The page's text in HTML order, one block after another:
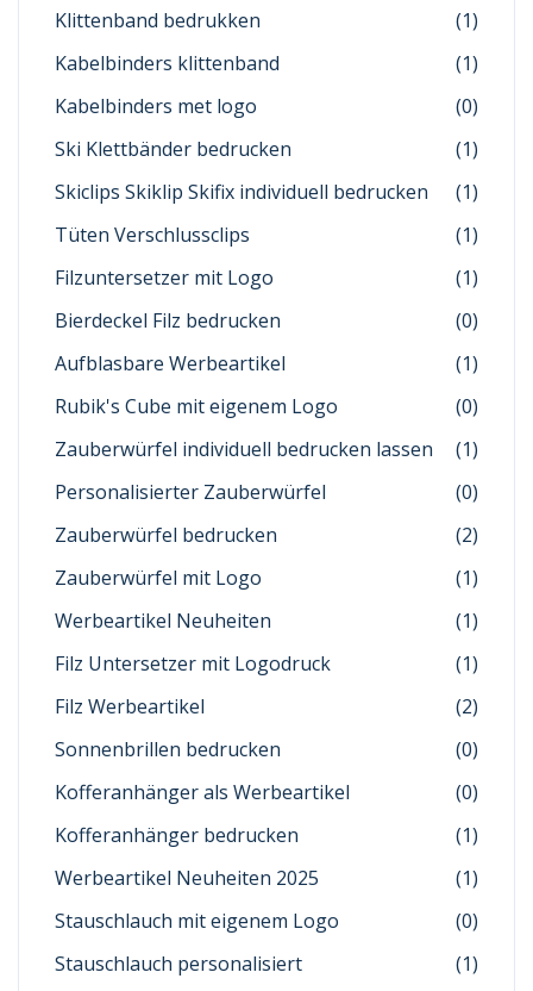
Klittenband bedrukken
(1)
Kabelbinders klittenband
(1)
Kabelbinders met logo
(0)
Ski Klettbänder bedrucken
(1)
Skiclips Skiklip Skifix individuell bedrucken
(1)
Tüten Verschlussclips
(1)
Filzuntersetzer mit Logo
(1)
Bierdeckel Filz bedrucken
(0)
Aufblasbare Werbeartikel
(1)
Rubik's Cube mit eigenem Logo
(0)
Zauberwürfel individuell bedrucken lassen
(1)
Personalisierter Zauberwürfel
(0)
Zauberwürfel bedrucken
(2)
Zauberwürfel mit Logo
(1)
Werbeartikel Neuheiten
(1)
Filz Untersetzer mit Logodruck
(1)
Filz Werbeartikel
(2)
Sonnenbrillen bedrucken
(0)
Kofferanhänger als Werbeartikel
(0)
Kofferanhänger bedrucken
(1)
Werbeartikel Neuheiten 2025
(1)
Stauschlauch mit eigenem Logo
(0)
Stauschlauch personalisiert
(1)